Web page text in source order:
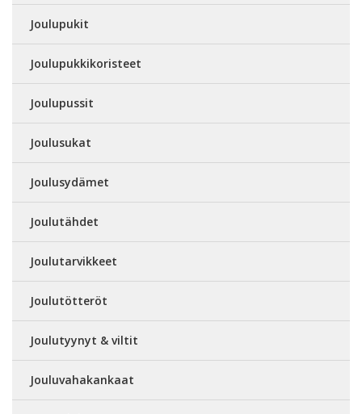
Joulupukit
Joulupukkikoristeet
Joulupussit
Joulusukat
Joulusydämet
Joulutähdet
Joulutarvikkeet
Joulutötteröt
Joulutyynyt & viltit
Jouluvahakankaat